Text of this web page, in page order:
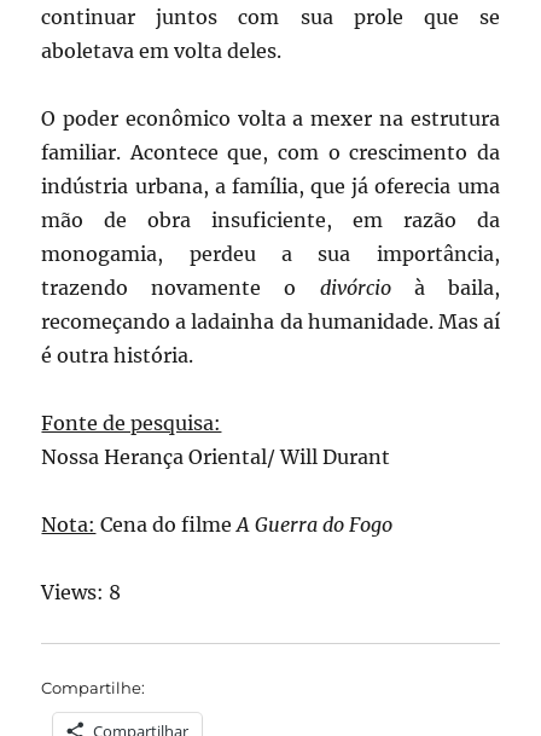
continuar juntos com sua prole que se
aboletava em volta deles.
O poder econômico volta a mexer na estrutura
familiar. Acontece que, com o crescimento da
indústria urbana, a família, que já oferecia uma
mão de obra insuficiente, em razão da
monogamia, perdeu a sua importância,
trazendo novamente o divórcioà baila,
recomeçando a ladainha da humanidade. Mas aí
é outra história.
Fonte de pesquisa:
Nossa Herança Oriental/ Will Durant
Nota: Cena do filmeA Guerra do Fogo
Views: 8
Compartilhe: